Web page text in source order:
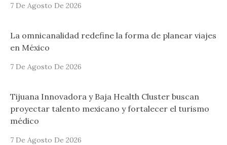
7 De Agosto De 2026
La omnicanalidad redefine la forma de planear viajes
en México
7 De Agosto De 2026
Tijuana Innovadora y Baja Health Cluster buscan
proyectar talento mexicano y fortalecer el turismo
médico
7 De Agosto De 2026